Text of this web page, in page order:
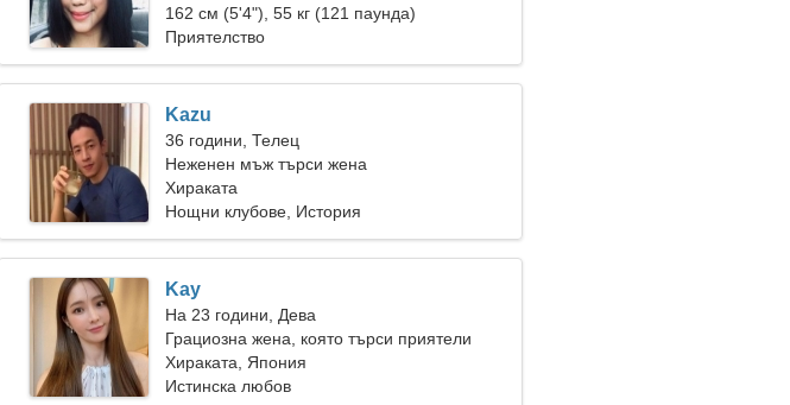
162 см (5'4"), 55 кг (121 паунда)
Приятелство
Kazu
36 години, Телец
Неженен мъж търси жена
Хираката
Нощни клубове, История
Kay
На 23 години, Дева
Грациозна жена, която търси приятели
Хираката, Япония
Истинска любов